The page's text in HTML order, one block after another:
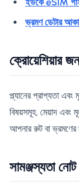
ভ্রমণ ডেটার আকার
ক্রোয়েশিয়ার
প্ল্যানের প্রাপ্যতা
বিষয়সমূহ, মেয়াদ এবং
আপনার রুট বা ভ্রমণের
সামঞ্জস্যতা নোট